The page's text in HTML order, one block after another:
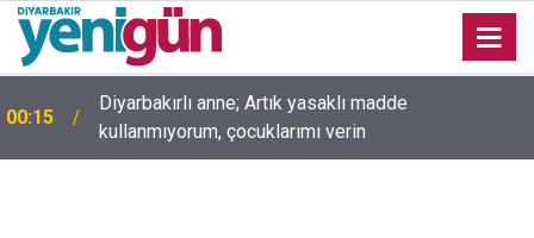
00:15
Diyarbakırlı anne; Artık yasaklı madde
kullanmıyorum, çocuklarımı verin
00:05 Mesut Çokur yazdı; Gelecek Yolda mı Kaldı?